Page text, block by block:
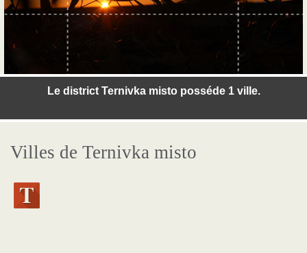
Le district Ternivka misto posséde 1 ville.
Villes de Ternivka misto